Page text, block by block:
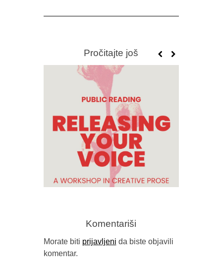
Pročitajte još
Komentariši
Morate biti prijavljeni da biste objavili
komentar.